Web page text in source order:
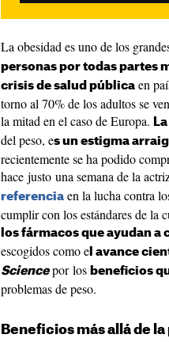
La obesidad es uno de los
personas por todas partes
crisis de salud pública en
torno al 70% de los adultos se
la mitad en el caso de Europa. La
del peso, es un estigma
recientemente se ha podido
hace justo una semana de la
referencia en la lucha contra
cumplir con los estándares de la
los fármacos que ayudan a
escogidos como e l avance
Sciencepor los beneficios
problemas de peso.
Beneficios más allá de